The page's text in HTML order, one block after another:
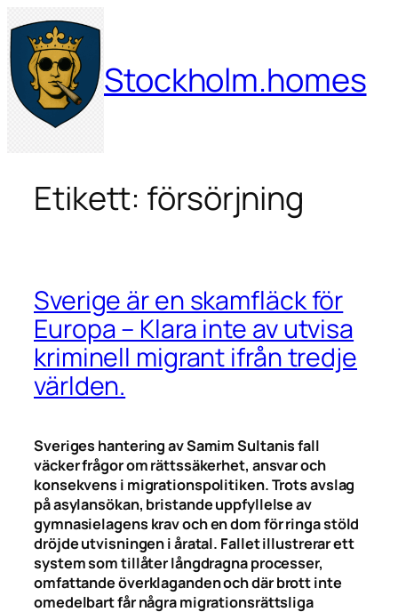
Hoppa
till
innehåll
Stockholm.homes
Etikett: försörjning
Sverige är en skamfläck för
Europa – Klara inte av utvisa
kriminell migrant ifrån tredje
världen.
Sveriges hantering av Samim Sultanis fall
väcker frågor om rättssäkerhet, ansvar och
konsekvens i migrationspolitiken. Trots avslag
på asylansökan, bristande uppfyllelse av
gymnasielagens krav och en dom för ringa stöld
dröjde utvisningen i åratal. Fallet illustrerar ett
system som tillåter långdragna processer,
omfattande överklaganden och där brott inte
omedelbart får några migrationsrättsliga